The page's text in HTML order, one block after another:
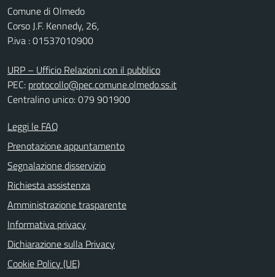
Comune di Olmedo
Corso J.F. Kennedy, 26,
P.iva : 01537010900
URP – Ufficio Relazioni con il pubblico
PEC: protocollo@pec.comune.olmedo.ss.it
Centralino unico: 079 901900
Leggi le FAQ
Prenotazione appuntamento
Segnalazione disservizio
Richiesta assistenza
Amministrazione trasparente
Informativa privacy
Dichiarazione sulla Privacy
Cookie Policy (UE)